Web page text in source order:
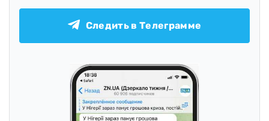
Следить в Телеграмме